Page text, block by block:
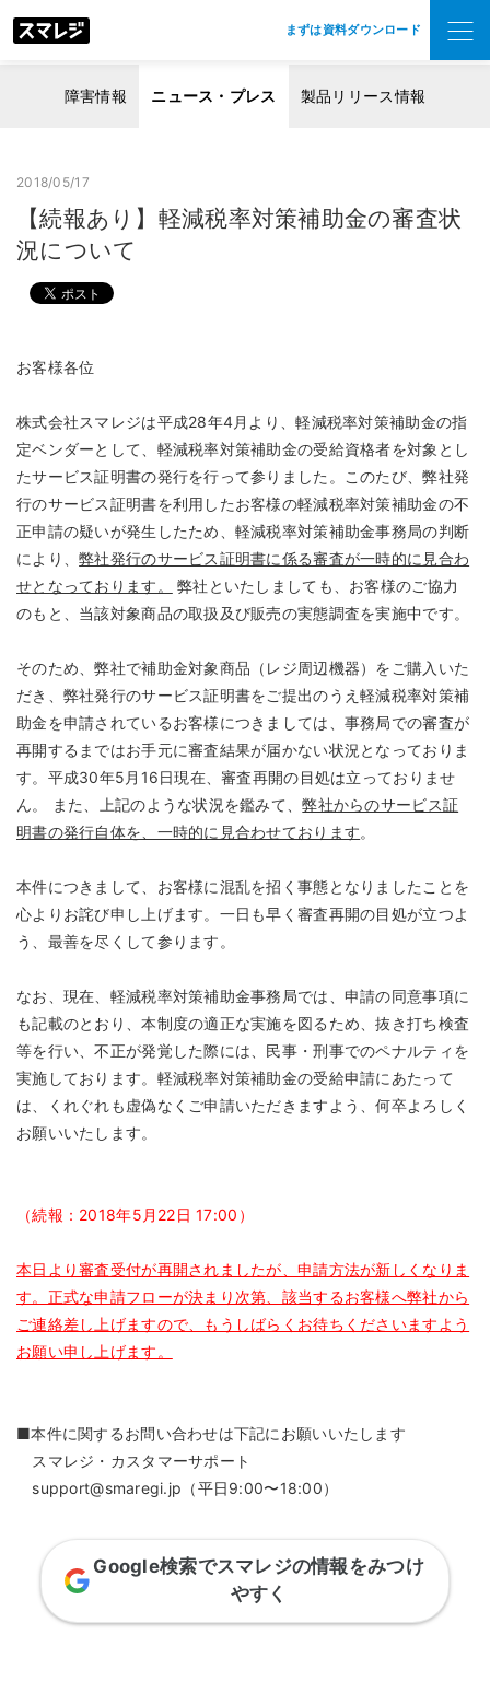
まずは資料ダウンロード
障害情報 ニュース・プレス 製品リリース情報
2018/05/17
【続報あり】軽減税率対策補助金の審査状
況について
お客様各位
株式会社スマレジは平成28年4月より、軽減税率対策補助金の指
定ベンダーとして、軽減税率対策補助金の受給資格者を対象とし
たサービス証明書の発行を行って参りました。このたび、弊社発
行のサービス証明書を利用したお客様の軽減税率対策補助金の不
正申請の疑いが発生したため、軽減税率対策補助金事務局の判断
により、弊社発行のサービス証明書に係る審査が一時的に見合わ
せとなっております。
弊社といたしましても、お客様のご協力
のもと、当該対象商品の取扱及び販売の実態調査を実施中です。
そのため、弊社で補助金対象商品（レジ周辺機器）をご購入いた
だき、弊社発行のサービス証明書をご提出のうえ軽減税率対策補
助金を申請されているお客様につきましては、事務局での審査が
再開するまではお手元に審査結果が届かない状況となっておりま
す。平成30年5月16日現在、審査再開の目処は立っておりませ
ん。 また、上記のような状況を鑑みて、弊社からのサービス証
明書の発行自体を、一時的に見合わせております。
本件につきまして、お客様に混乱を招く事態となりましたことを
心よりお詫び申し上げます。一日も早く審査再開の目処が立つよ
う、最善を尽くして参ります。
なお、現在、軽減税率対策補助金事務局では、申請の同意事項に
も記載のとおり、本制度の適正な実施を図るため、抜き打ち検査
等を行い、不正が発覚した際には、民事・刑事でのペナルティを
実施しております。軽減税率対策補助金の受給申請にあたって
は、くれぐれも虚偽なくご申請いただきますよう、何卒よろしく
お願いいたします。
（続報：2018年5月22日 17:00）
本日より審査受付が再開されましたが、申請方法が新しくなりま
す。正式な申請フローが決まり次第、該当するお客様へ弊社から
ご連絡差し上げますので、もうしばらくお待ちくださいますよう
お願い申し上げます。
■本件に関するお問い合わせは下記にお願いいたします
スマレジ・カスタマーサポート
support@smaregi.jp（平日9:00〜18:00）
Google検索でスマレジの情報をみつけ
やすく